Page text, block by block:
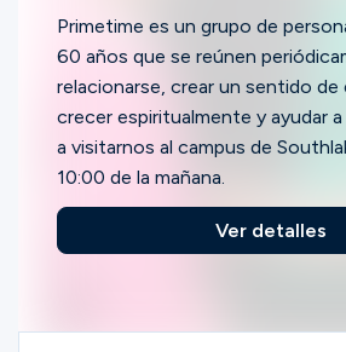
Primetime es un grupo de
60 años que se reúnen
relacionarse, crear un sentido de
crecer espiritualmente y ayudar a
a visitarnos al campus de
10:00 de la mañana.
Ver detalles